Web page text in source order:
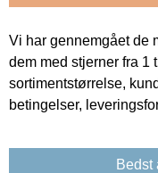
Vi har gennemgået de
dem med stjerner fra 1
sortimentstørrelse,
betingelser,
Bedst